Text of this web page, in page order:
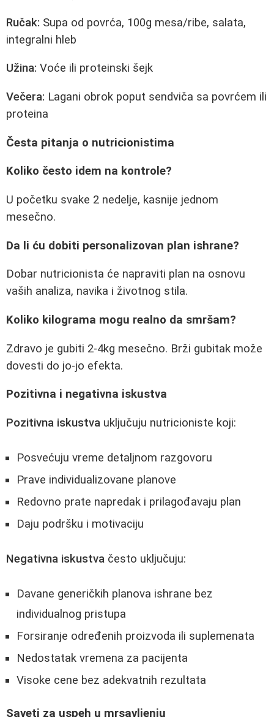
Ručak: Supa od povrća, 100g mesa/ribe, salata,
integralni hleb
Užina: Voće ili proteinski šejk
Večera: Lagani obrok poput sendviča sa povrćem ili
proteina
Česta pitanja o nutricionistima
Koliko često idem na kontrole?
U početku svake 2 nedelje, kasnije jednom
mesečno.
Da li ću dobiti personalizovan plan ishrane?
Dobar nutricionista će napraviti plan na osnovu
vaših analiza, navika i životnog stila.
Koliko kilograma mogu realno da smršam?
Zdravo je gubiti 2-4kg mesečno. Brži gubitak može
dovesti do jo-jo efekta.
Pozitivna i negativna iskustva
Pozitivna iskustva uključuju nutricioniste koji:
Posvećuju vreme detaljnom razgovoru
Prave individualizovane planove
Redovno prate napredak i prilagođavaju plan
Daju podršku i motivaciju
Negativna iskustva često uključuju:
Davane generičkih planova ishrane bez
individualnog pristupa
Forsiranje određenih proizvoda ili suplemenata
Nedostatak vremena za pacijenta
Visoke cene bez adekvatnih rezultata
Saveti za uspeh u mrsavljenju